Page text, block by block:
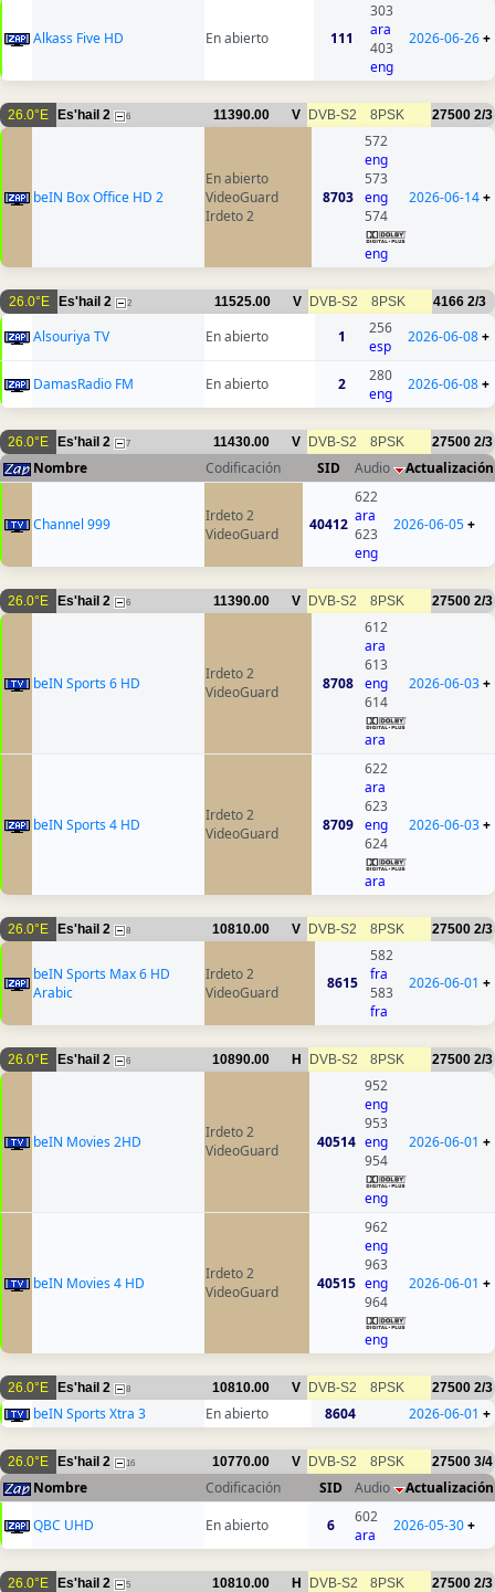
Alkass Five HD En abierto 111
303
ara
403
eng
2026-06-26+
26.0°E Es'hail 2 6 11390.00 V DVB-S2 8PSK 27500 2/3
beIN Box Office HD 2
En abierto
VideoGuard
Irdeto 2
8703
572
eng
573
eng
574
eng
2026-06-14+
26.0°E Es'hail 2 2 11525.00 V DVB-S2 8PSK 4166 2/3
Alsouriya TV En abierto 1
256
esp
2026-06-08+
DamasRadio FM En abierto 2
280
eng
2026-06-08+
26.0°E Es'hail 2 7 11430.00 V DVB-S2 8PSK 27500 2/3
Nombre Codificación SID Audio Actualización
Channel 999
Irdeto 2
VideoGuard
40412
622
ara
623
eng
2026-06-05+
26.0°E Es'hail 2 6 11390.00 V DVB-S2 8PSK 27500 2/3
beIN Sports 6 HD
Irdeto 2
VideoGuard
8708
612
ara
613
eng
614
ara
2026-06-03+
beIN Sports 4 HD
Irdeto 2
VideoGuard
8709
622
ara
623
eng
624
ara
2026-06-03+
26.0°E Es'hail 2 8 10810.00 V DVB-S2 8PSK 27500 2/3
beIN Sports Max 6 HD
Arabic
Irdeto 2
VideoGuard
8615
582
fra
583
fra
2026-06-01 +
26.0°E Es'hail 2 6 10890.00 H DVB-S2 8PSK 27500 2/3
beIN Movies 2HD
Irdeto 2
VideoGuard
40514
952
eng
953
eng
954
eng
2026-06-01 +
beIN Movies 4 HD
Irdeto 2
VideoGuard
40515
962
eng
963
eng
964
eng
2026-06-01 +
26.0°E Es'hail 2 8 10810.00 V DVB-S2 8PSK 27500 2/3
beIN Sports Xtra 3 En abierto 8604 2026-06-01 +
26.0°E Es'hail 2 16 10770.00 V DVB-S2 8PSK 27500 3/4
Nombre Codificación SID Audio
Actualización
QBC UHD
En abierto 6
602
ara
2026-05-30+
26.0°E Es'hail 2 5 10810.00 H DVB-S2 8PSK 27500 2/3